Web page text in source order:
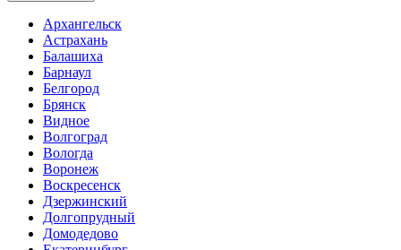
Архангельск
Астрахань
Балашиха
Барнаул
Белгород
Брянск
Видное
Волгоград
Вологда
Воронеж
Воскресенск
Дзержинский
Долгопрудный
Домодедово